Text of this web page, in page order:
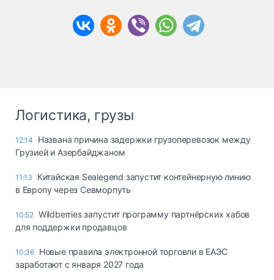
Логистика, грузы
12:14
Названа причина задержки грузоперевозок между
Грузией и Азербайджаном
11:13
Китайская Sealegend запустит контейнерную линию
в Европу через Севморпуть
10:52 Wildberries запустит программу партнёрских хабов
для поддержки продавцов
10:36 Новые правила электронной торговли в ЕАЭС
заработают с января 2027 года